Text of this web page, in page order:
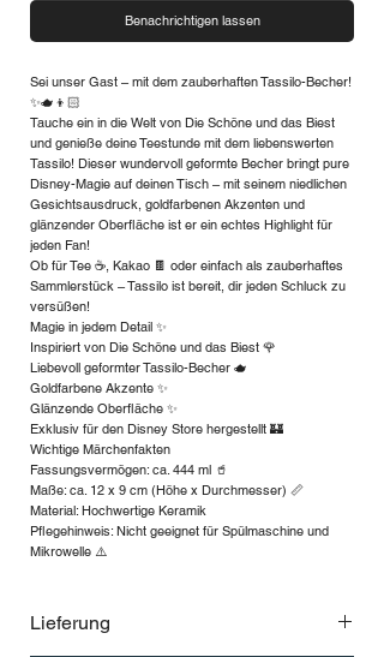
Benachrichtigen lassen
Sei unser Gast – mit dem zauberhaften Tassilo-Becher!
✨🫖👦🏻
Tauche ein in die Welt von Die Schöne und das Biest
und genieße deine Teestunde mit dem liebenswerten
Tassilo! Dieser wundervoll geformte Becher bringt pure
Disney-Magie auf deinen Tisch – mit seinem niedlichen
Gesichtsausdruck, goldfarbenen Akzenten und
glänzender Oberfläche ist er ein echtes Highlight für
jeden Fan!
Ob für Tee ☕️, Kakao 🍫 oder einfach als zauberhaftes
Sammlerstück – Tassilo ist bereit, dir jeden Schluck zu
versüßen!
Magie in jedem Detail ✨
Inspiriert von Die Schöne und das Biest 🌹
Liebevoll geformter Tassilo-Becher 🫖
Goldfarbene Akzente ✨
Glänzende Oberfläche ✨
Exklusiv für den Disney Store hergestellt 🏰
Wichtige Märchenfakten
Fassungsvermögen: ca. 444 ml 🥤
Maße: ca. 12 x 9 cm (Höhe x Durchmesser) 📏
Material: Hochwertige Keramik
Pflegehinweis: Nicht geeignet für Spülmaschine und
Mikrowelle ⚠️
Lieferung